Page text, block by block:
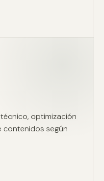
optimización
contenidos según